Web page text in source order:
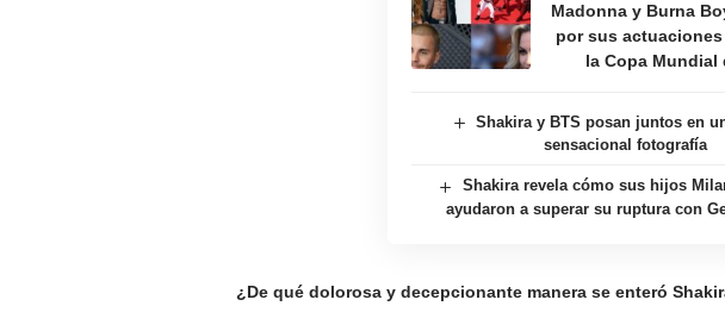
Madonna y Burna
por sus
la Copa Mundial
Shakira y BTS posan juntos en
sensacional fotografía
Shakira revela cómo sus hijos
ayudaron a superar su ruptura con
¿De qué dolorosa y decepcionante manera se enteró